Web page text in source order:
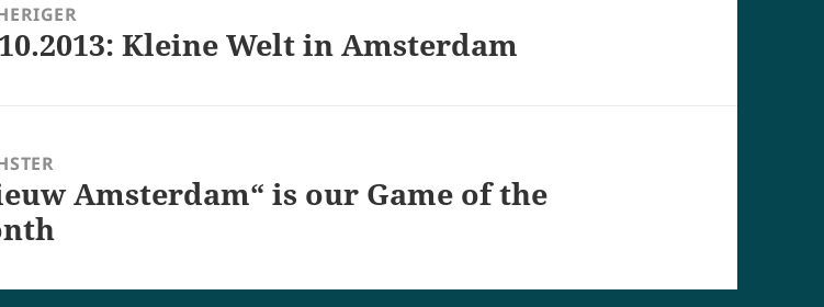
Kleine Welt in Amsterdam
Amsterdam“ is our Game of the